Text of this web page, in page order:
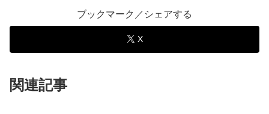
ブックマーク／シェアする
X
関連記事